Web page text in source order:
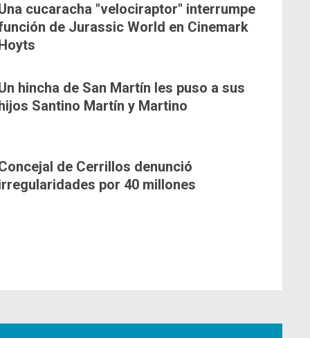
cucaracha "velociraptor" interrumpe
de Jurassic World en Cinemark
hincha de San Martín les puso a sus
Santino Martín y Martino
de Cerrillos denunció
por 40 millones